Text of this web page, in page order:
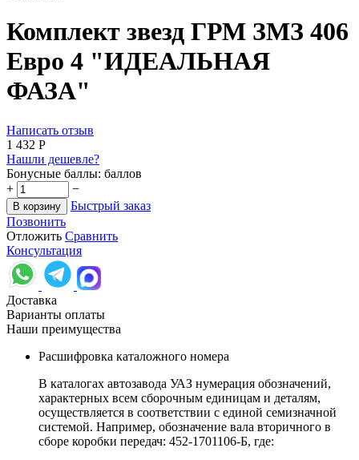
Комплект звезд ГРМ ЗМЗ 406
Евро 4 "ИДЕАЛЬНАЯ
ФАЗА"
Написать отзыв
1 432 Р
Нашли дешевле?
Бонусные баллы: баллов
+
−
В корзину
Быстрый заказ
Позвонить
Отложить Сравнить
Консультация
Доставка
Варианты оплаты
Наши преимущества
Расшифровка каталожного номера
В каталогах автозавода УАЗ нумерация обозначений,
характерных всем сборочным единицам и деталям,
осуществляется в соответствии с единой семизначной
системой. Например, обозначение вала вторичного в
сборе коробки передач: 452-1701106-Б, где: